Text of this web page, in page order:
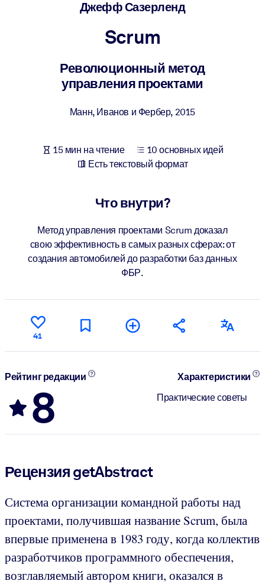
Интегрируйте краткие проверенные знания в вашу LMS/LXP для
лучших результатов обучения.
Для корпоративных библиотек
Для ИИ-систем
Джефф Сазерленд
Scrum
Революционный метод
управления проектами
Манн, Иванов и Фербер, 2015
15 мин на чтение
10 основных идей
Есть текстовый формат
Что внутри?
Метод управления проектами Scrum доказал
свою эффективность в самых разных сферах: от
создания автомобилей до разработки баз данных
ФБР.
41
Рейтинг редакции
8
Характеристики
Практические советы
Рецензия getAbstract
Система организации командной работы над
проектами, получившая название Scrum, была
впервые применена в 1983 году, когда коллектив
разработчиков программного обеспечения,
возглавляемый автором книги, оказался в